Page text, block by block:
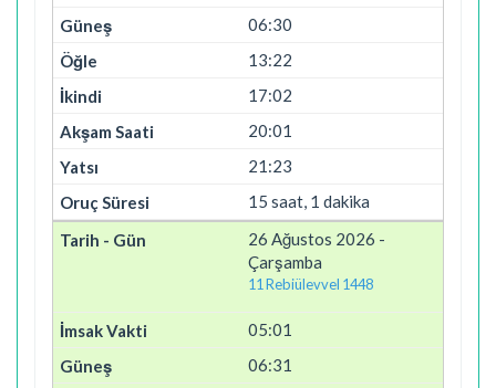
06:30
13:22
17:02
20:01
21:23
15 saat, 1 dakika
26 Ağustos 2026 -
Çarşamba
11 Rebiülevvel 1448
05:01
06:31